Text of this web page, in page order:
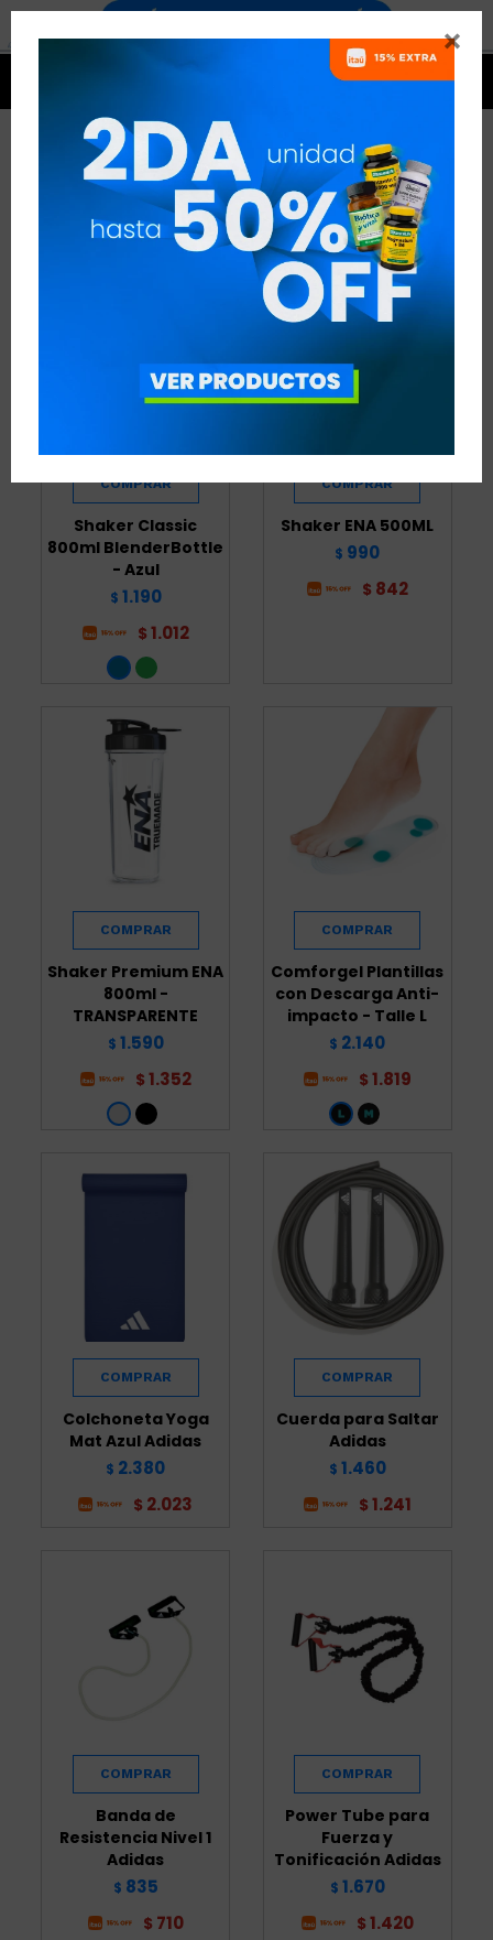

PRODUCTOS
RECOMENDADOS
Shaker Classic
800ml BlenderBottle
- Azul
$ 1.190
$ 1.012
Shaker ENA 500ML
$ 990
$ 842
Shaker Premium ENA
800ml -
TRANSPARENTE
$ 1.590
$ 1.352
Comforgel Plantillas
con Descarga Anti-
impacto - Talle L
$ 2.140
$ 1.819
Colchoneta Yoga
Mat Azul Adidas
$ 2.380
$ 2.023
Cuerda para Saltar
Adidas
$ 1.460
$ 1.241
Banda de
Resistencia Nivel 1
Adidas
$ 835
$ 710
Power Tube para
Fuerza y
Tonificación Adidas
$ 1.670
$ 1.420